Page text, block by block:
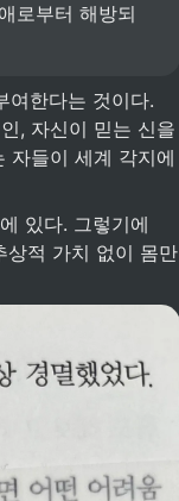
로부터 해방되
, 자신이 믿는 신을
자들이 세계 각지에
상적 가치 없이 몸만